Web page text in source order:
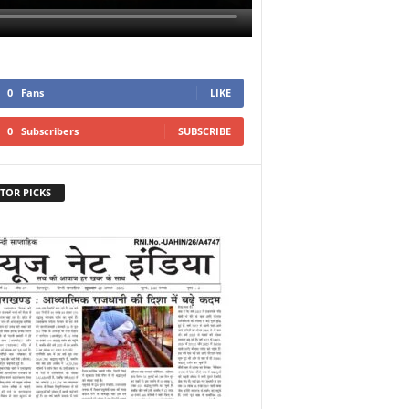
0 Fans LIKE
0 Subscribers SUBSCRIBE
PICKS